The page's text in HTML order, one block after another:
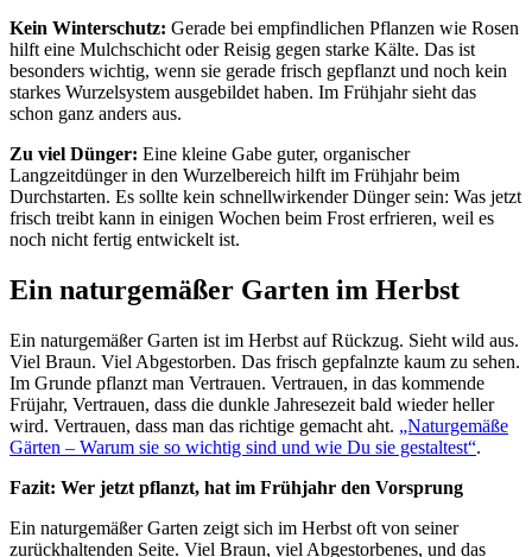
Kein Winterschutz: Gerade bei empfindlichen Pflanzen wie Rosen
hilft eine Mulchschicht oder Reisig gegen starke Kälte. Das ist
besonders wichtig, wenn sie gerade frisch gepflanzt und noch kein
starkes Wurzelsystem ausgebildet haben. Im Frühjahr sieht das
schon ganz anders aus.
Zu viel Dünger: Eine kleine Gabe guter, organischer
Langzeitdünger in den Wurzelbereich hilft im Frühjahr beim
Durchstarten. Es sollte kein schnellwirkender Dünger sein: Was jetzt
frisch treibt kann in einigen Wochen beim Frost erfrieren, weil es
noch nicht fertig entwickelt ist.
Ein naturgemäßer Garten im Herbst
Ein naturgemäßer Garten ist im Herbst auf Rückzug. Sieht wild aus.
Viel Braun. Viel Abgestorben. Das frisch gepfalnzte kaum zu sehen.
Im Grunde pflanzt man Vertrauen. Vertrauen, in das kommende
Früjahr, Vertrauen, dass die dunkle Jahresezeit bald wieder heller
wird. Vertrauen, dass man das richtige gemacht aht. „Naturgemäße
Gärten – Warum sie so wichtig sind und wie Du sie gestaltest“.
Fazit: Wer jetzt pflanzt, hat im Frühjahr den Vorsprung
Ein naturgemäßer Garten zeigt sich im Herbst oft von seiner
zurückhaltenden Seite. Viel Braun, viel Abgestorbenes, und das